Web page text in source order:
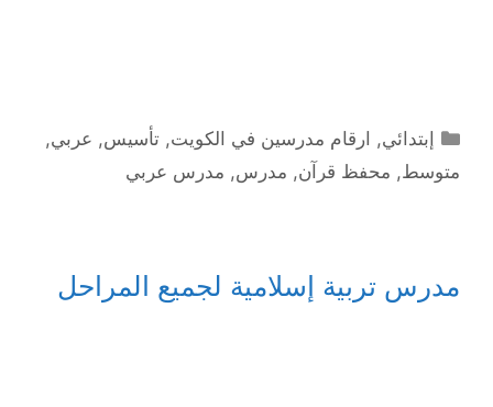
التصنيفات
إبتدائي, ارقام مدرسين في الكويت,تأسيس, عربي,
متوسط, محفظ قرآن, مدرس, مدرس عربي
مدرس تربية إسلامية لجميع المراحل